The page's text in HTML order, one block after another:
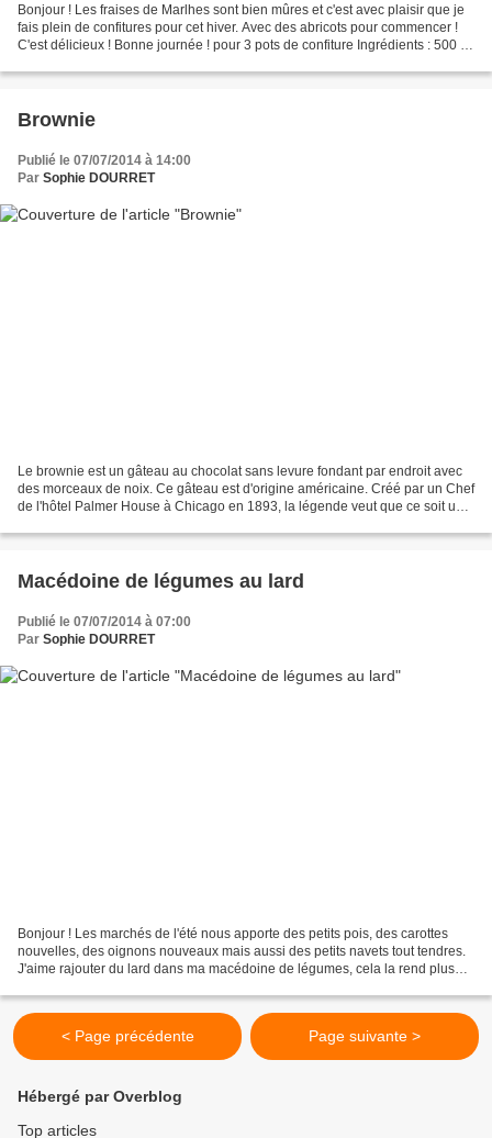
Bonjour ! Les fraises de Marlhes sont bien mûres et c'est avec plaisir que je
fais plein de confitures pour cet hiver. Avec des abricots pour commencer !
C'est délicieux ! Bonne journée ! pour 3 pots de confiture Ingrédients : 500 g.
Brownie
Publié le 07/07/2014 à 14:00
Par Sophie DOURRET
Le brownie est un gâteau au chocolat sans levure fondant par endroit avec
des morceaux de noix. Ce gâteau est d'origine américaine. Créé par un Chef
de l'hôtel Palmer House à Chicago en 1893, la légende veut que ce soit une
Macédoine de légumes au lard
Publié le 07/07/2014 à 07:00
Par Sophie DOURRET
Bonjour ! Les marchés de l'été nous apporte des petits pois, des carottes
nouvelles, des oignons nouveaux mais aussi des petits navets tout tendres.
J'aime rajouter du lard dans ma macédoine de légumes, cela la rend plus
< Page précédente Page suivante >
Hébergé par Overblog
Top articles